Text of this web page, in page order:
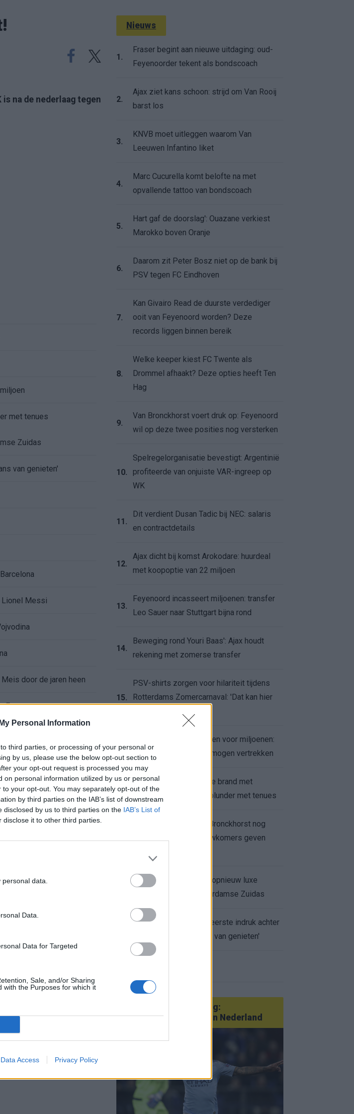
Personal Information
third parties, or processing of your personal or
by us, please use the below opt-out section to
your opt-out request is processed you may
on personal information utilized by us or personal
your opt-out. You may separately opt-out of the
by third parties on the IAB’s list of downstream
disclosed by us to third parties on the IAB’s List of
disclose it to other third parties.
data.
Data.
Data for Targeted
Sale, and/or Sharing
with the Purposes for which it
Data Access Privacy Policy
na de nederlaag tegen
met tenues
Zuidas
van genieten'
Lionel Messi
door de jaren heen
Europa
Ajax"
kaart in WK-finale
data
komst van Ajax-icoon
Nieuws
1.
Fraser begint aan nieuwe uitdaging: oud-
Feyenoorder tekent als bondscoach
2.
Ajax ziet kans schoon: strijd om Van Rooij
barst los
3.
KNVB moet uitleggen waarom Van
Leeuwen Infantino liket
4.
Marc Cucurella komt belofte na met
opvallende tattoo van bondscoach
5.
Hart gaf de doorslag': Ouazane verkiest
Marokko boven Oranje
6.
Daarom zit Peter Bosz niet op de bank bij
PSV tegen FC Eindhoven
7.
Kan Givairo Read de duurste verdediger
ooit van Feyenoord worden? Deze
records liggen binnen bereik
8.
Welke keeper kiest FC Twente als
Drommel afhaakt? Deze opties heeft Ten
Hag
9.
Van Bronckhorst voert druk op: Feyenoord
wil op deze twee posities nog versterken
10.
Spelregelorganisatie bevestigt: Argentinië
profiteerde van onjuiste VAR-ingreep op
WK
11.
Dit verdient Dusan Tadic bij NEC: salaris
en contractdetails
12.
Ajax dicht bij komst Arokodare: huurdeal
met koopoptie van 22 miljoen
13.
Feyenoord incasseert miljoenen: transfer
Leo Sauer naar Stuttgart bijna rond
14.
Beweging rond Youri Baas': Ajax houdt
rekening met zomerse transfer
15.
PSV-shirts zorgen voor hilariteit tijdens
Rotterdams Zomercarnaval: 'Dat kan hier
16.
Feyenoord zet deur open voor miljoenen:
Ueda en Hadj Moussa mogen vertrekken
17.
Ajax helpt Burnley uit de brand met
afgeknipte sokken na blunder met tenues
Feyenoord onder Van Bronckhorst nog
altijd ongeslagen: nieuwkomers geven
Hakim Ziyech verhuurt opnieuw luxe
appartement op Amsterdamse Zuidas
Marcos Leonardo laat eerste indruk achter
bij Ajax: 'Hier gaan fans van genieten'
Van Götze tot Sterling:
statementtransfers in Nederland